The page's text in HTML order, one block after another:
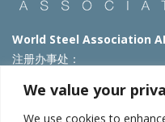
We value your
We use cookies to
World Steel Association
注册办事处：
T: +32 2 702 89 00 – E: